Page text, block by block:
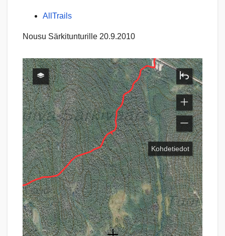
AllTrails
Nousu Särkitunturille 20.9.2010